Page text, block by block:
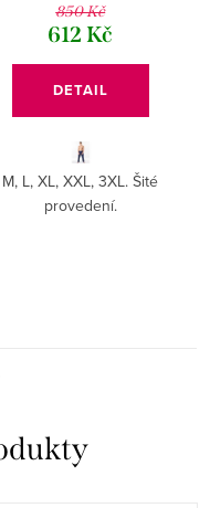
850 Kč
612 Kč
DETAIL
M, L, XL, XXL, 3XL. Šité
provedení.